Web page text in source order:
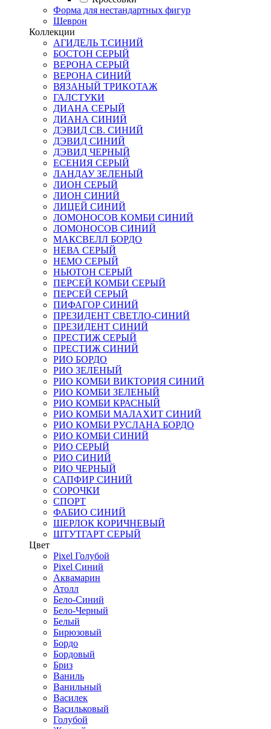
Форма для нестандартных фигур
Шеврон
Коллекции
АГИДЕЛЬ Т.СИНИЙ
БОСТОН СЕРЫЙ
ВЕРОНА СЕРЫЙ
ВЕРОНА СИНИЙ
ВЯЗАНЫЙ ТРИКОТАЖ
ГАЛСТУКИ
ДИАНА СЕРЫЙ
ДИАНА СИНИЙ
ДЭВИД СВ. СИНИЙ
ДЭВИД СИНИЙ
ДЭВИД ЧЕРНЫЙ
ЕСЕНИЯ СЕРЫЙ
ЛАНДАУ ЗЕЛЕНЫЙ
ЛИОН СЕРЫЙ
ЛИОН СИНИЙ
ЛИЦЕЙ СИНИЙ
ЛОМОНОСОВ КОМБИ СИНИЙ
ЛОМОНОСОВ СИНИЙ
МАКСВЕЛЛ БОРДО
НЕВА СЕРЫЙ
НЕМО СЕРЫЙ
НЬЮТОН СЕРЫЙ
ПЕРСЕЙ КОМБИ СЕРЫЙ
ПЕРСЕЙ СЕРЫЙ
ПИФАГОР СИНИЙ
ПРЕЗИДЕНТ СВЕТЛО-СИНИЙ
ПРЕЗИДЕНТ СИНИЙ
ПРЕСТИЖ СЕРЫЙ
ПРЕСТИЖ СИНИЙ
РИО БОРДО
РИО ЗЕЛЕНЫЙ
РИО КОМБИ ВИКТОРИЯ СИНИЙ
РИО КОМБИ ЗЕЛЕНЫЙ
РИО КОМБИ КРАСНЫЙ
РИО КОМБИ МАЛАХИТ СИНИЙ
РИО КОМБИ РУСЛАНА БОРДО
РИО КОМБИ СИНИЙ
РИО СЕРЫЙ
РИО СИНИЙ
РИО ЧЕРНЫЙ
САПФИР СИНИЙ
СОРОЧКИ
СПОРТ
ФАБИО СИНИЙ
ШЕРЛОК КОРИЧНЕВЫЙ
ШТУТГАРТ СЕРЫЙ
Цвет
Pixel Голубой
Pixel Синий
Аквамарин
Атолл
Бело-Синий
Бело-Черный
Белый
Бирюзовый
Бордо
Бордовый
Бриз
Ваниль
Ванильный
Василек
Васильковый
Голубой